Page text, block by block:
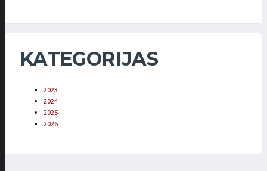
KATEGORIJAS
2023
2024
2025
2026